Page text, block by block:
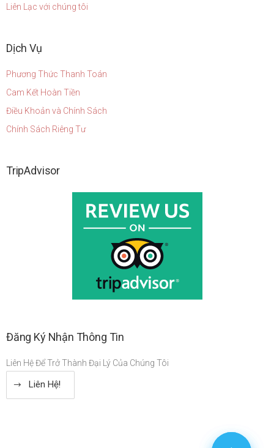
Liên Lạc với chúng tôi
Dịch Vụ
Phương Thức Thanh Toán
Cam Kết Hoàn Tiền
Điều Khoản và Chính Sách
Chính Sách Riêng Tư
TripAdvisor
Đăng Ký Nhận Thông Tin
Liên Hệ Để Trở Thành Đại Lý Của Chúng Tôi
Liên Hệ!